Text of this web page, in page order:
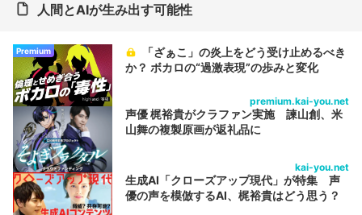
人間とAIが生み出す可能性
Premium
「ざぁこ」の炎上をどう受け止めるべき
か？ ボカロの“過激表現”の歩みと変化
premium.kai-you.net
声優 梶裕貴がクラファン実施 諫山創、米
山舞の複製原画が返礼品に
kai-you.net
生成AI「クローズアップ現代」が特集 声
優の声を模倣するAI、梶裕貴はどう思う？